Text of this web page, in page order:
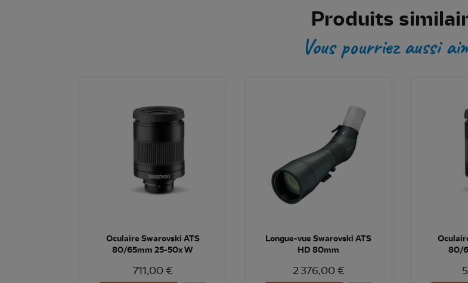
Produits
Vous pourriez aussi
Oculaire Swarovski ATS
80/65mm 25-50x W
711,00 €
Longue-vue Swarovski ATS
HD 80mm
2 376,00 €
80/